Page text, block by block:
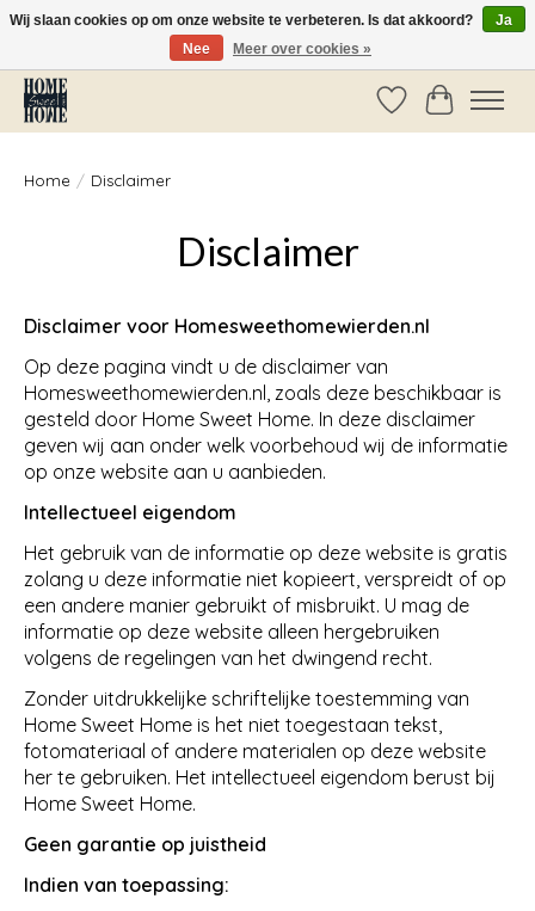
Vóór 14:00 besteld, dezelfde dag verzonden!
Verlanglijst
Home / Disclaimer
Disclaimer
Disclaimer voor Homesweethomewierden.nl
Op deze pagina vindt u de disclaimer van
Homesweethomewierden.nl, zoals deze beschikbaar is
gesteld door Home Sweet Home. In deze disclaimer
geven wij aan onder welk voorbehoud wij de informatie
op onze website aan u aanbieden.
Intellectueel eigendom
Het gebruik van de informatie op deze website is gratis
zolang u deze informatie niet kopieert, verspreidt of op
een andere manier gebruikt of misbruikt. U mag de
informatie op deze website alleen hergebruiken
volgens de regelingen van het dwingend recht.
Zonder uitdrukkelijke schriftelijke toestemming van
Home Sweet Home is het niet toegestaan tekst,
fotomateriaal of andere materialen op deze website
her te gebruiken. Het intellectueel eigendom berust bij
Home Sweet Home.
Geen garantie op juistheid
Indien van toepassing:
Wij slaan cookies op om onze website te verbeteren. Is dat akkoord?
Ja
Nee
Meer over cookies »